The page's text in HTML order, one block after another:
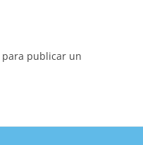
para publicar un